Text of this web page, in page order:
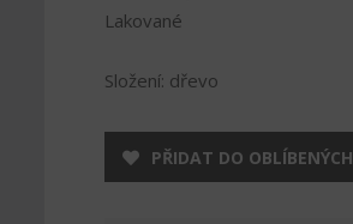
Lakované
Složení: dřevo
PŘIDAT DO OBLÍBENÝCH